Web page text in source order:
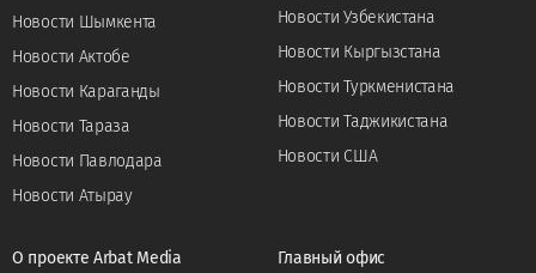
Новости Шымкента
Новости Актобе
Новости Караганды
Новости Тараза
Новости Павлодара
Новости Атырау
Новости Узбекистана
Новости Кыргызстана
Новости Туркменистана
Новости Таджикистана
Новости США
О проекте Arbat Media
Главный офис